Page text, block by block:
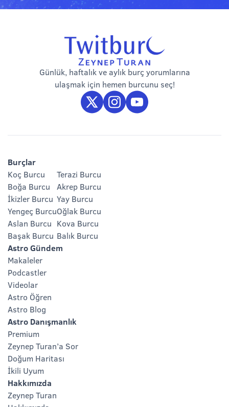
Günlük, haftalık ve aylık burç yorumlarına
ulaşmak için hemen burcunu seç!
Burçlar
Koç Burcu
Boğa Burcu
İkizler Burcu
Yengeç Burcu
Aslan Burcu
Başak Burcu
Terazi Burcu
Akrep Burcu
Yay Burcu
Oğlak Burcu
Kova Burcu
Balık Burcu
Astro Gündem
Makaleler
Podcastler
Videolar
Astro Öğren
Astro Blog
Astro Danışmanlık
Premium
Zeynep Turan’a Sor
Doğum Haritası
İkili Uyum
Hakkımızda
Zeynep Turan